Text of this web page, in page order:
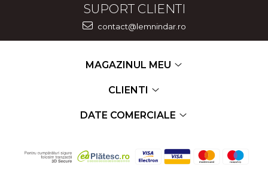
SUPORT CLIENTI
contact@lemnindar.ro
MAGAZINUL MEU
CLIENTI
DATE COMERCIALE